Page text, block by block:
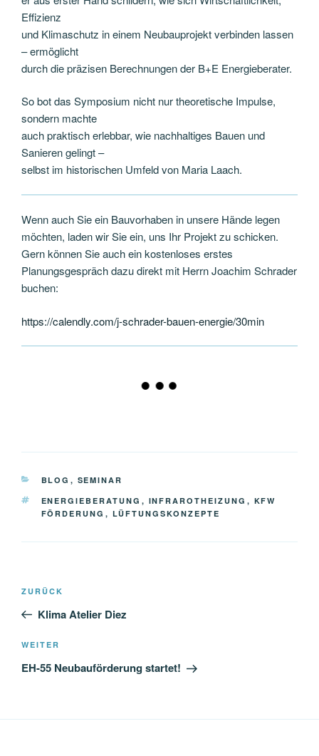
Effizienz
und Klimaschutz in einem Neubauprojekt verbinden lassen
– ermöglicht
durch die präzisen Berechnungen der B+E Energieberater.
So bot das Symposium nicht nur theoretische Impulse,
sondern machte
auch praktisch erlebbar, wie nachhaltiges Bauen und
Sanieren gelingt –
selbst im historischen Umfeld von Maria Laach.
Wenn auch Sie ein Bauvorhaben in unsere Hände legen
möchten, laden wir Sie ein, uns Ihr Projekt zu schicken.
Gern können Sie auch ein kostenloses erstes
Planungsgespräch dazu direkt mit Herrn Joachim Schrader
buchen:
https://calendly.com/j-schrader-bauen-energie/30min
KATEGORIEN
BLOG , SEMINAR
SCHLAGWÖRTER
ENERGIEBERATUNG , INFRAROTHEIZUNG , KFW
FÖRDERUNG , LÜFTUNGSKONZEPTE
Beitragsnavigation
Vorheriger
Beitrag
ZURÜCK
Klima Atelier Diez
Nächster
Beitrag
WEITER
EH-55 Neubauförderung startet!